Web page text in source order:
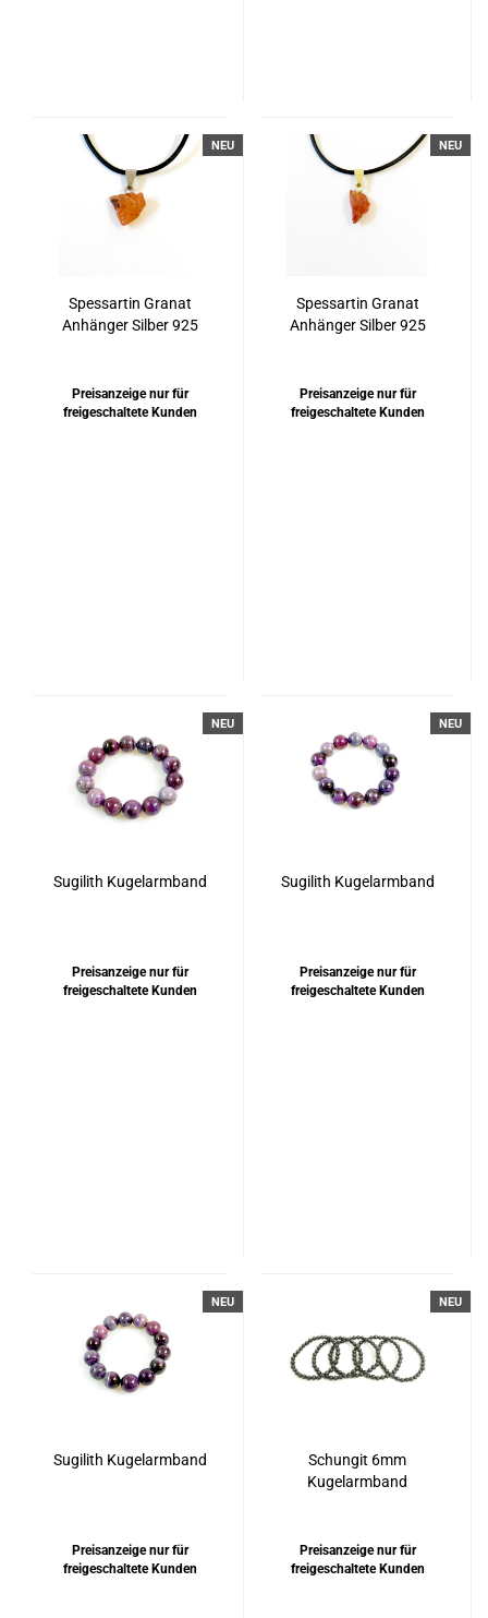
NEU
Spessartin Granat
Anhänger Silber 925
Preisanzeige nur für
freigeschaltete Kunden
NEU
Spessartin Granat
Anhänger Silber 925
Preisanzeige nur für
freigeschaltete Kunden
NEU
Sugilith Kugelarmband
Preisanzeige nur für
freigeschaltete Kunden
NEU
Sugilith Kugelarmband
Preisanzeige nur für
freigeschaltete Kunden
NEU
Sugilith Kugelarmband
Preisanzeige nur für
freigeschaltete Kunden
NEU
Schungit 6mm
Kugelarmband
Preisanzeige nur für
freigeschaltete Kunden